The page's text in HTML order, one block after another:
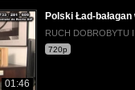
01:46
Polski Ład-
RUCH DOBROBYTU
720p